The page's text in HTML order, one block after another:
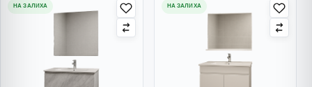
НА ЗАЛИХА НА ЗАЛИХА